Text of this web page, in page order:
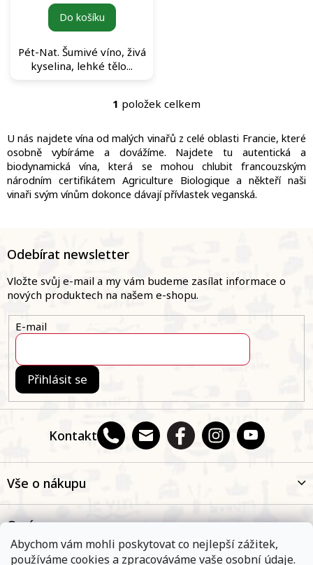
Abychom vám mohli poskytovat co nejlepší zážitek,
používáme cookies a zpracováváme vaše osobní údaje.
Do košíku
Pét-Nat. Šumivé víno, živá
kyselina, lehké tělo...
O
l
á
d
a
c
í
v
ý
i
s
1 položek celkem
U nás najdete vína od malých vinařů z celé oblasti Francie, které
osobně vybíráme a dovážíme. Najdete tu autentická a
biodynamická vína, která se mohou chlubit francouzským
národním certifikátem Agriculture Biologique a někteří naši
vinaři svým vínům dokonce dávají přívlastek veganská.
a
Kontakt
Odebírat newsletter
Vložte svůj e-mail a my vám budeme zasílat informace o
nových produktech na našem e-shopu.
E-mail
Přihlásit se
Vše o nákupu
O nás